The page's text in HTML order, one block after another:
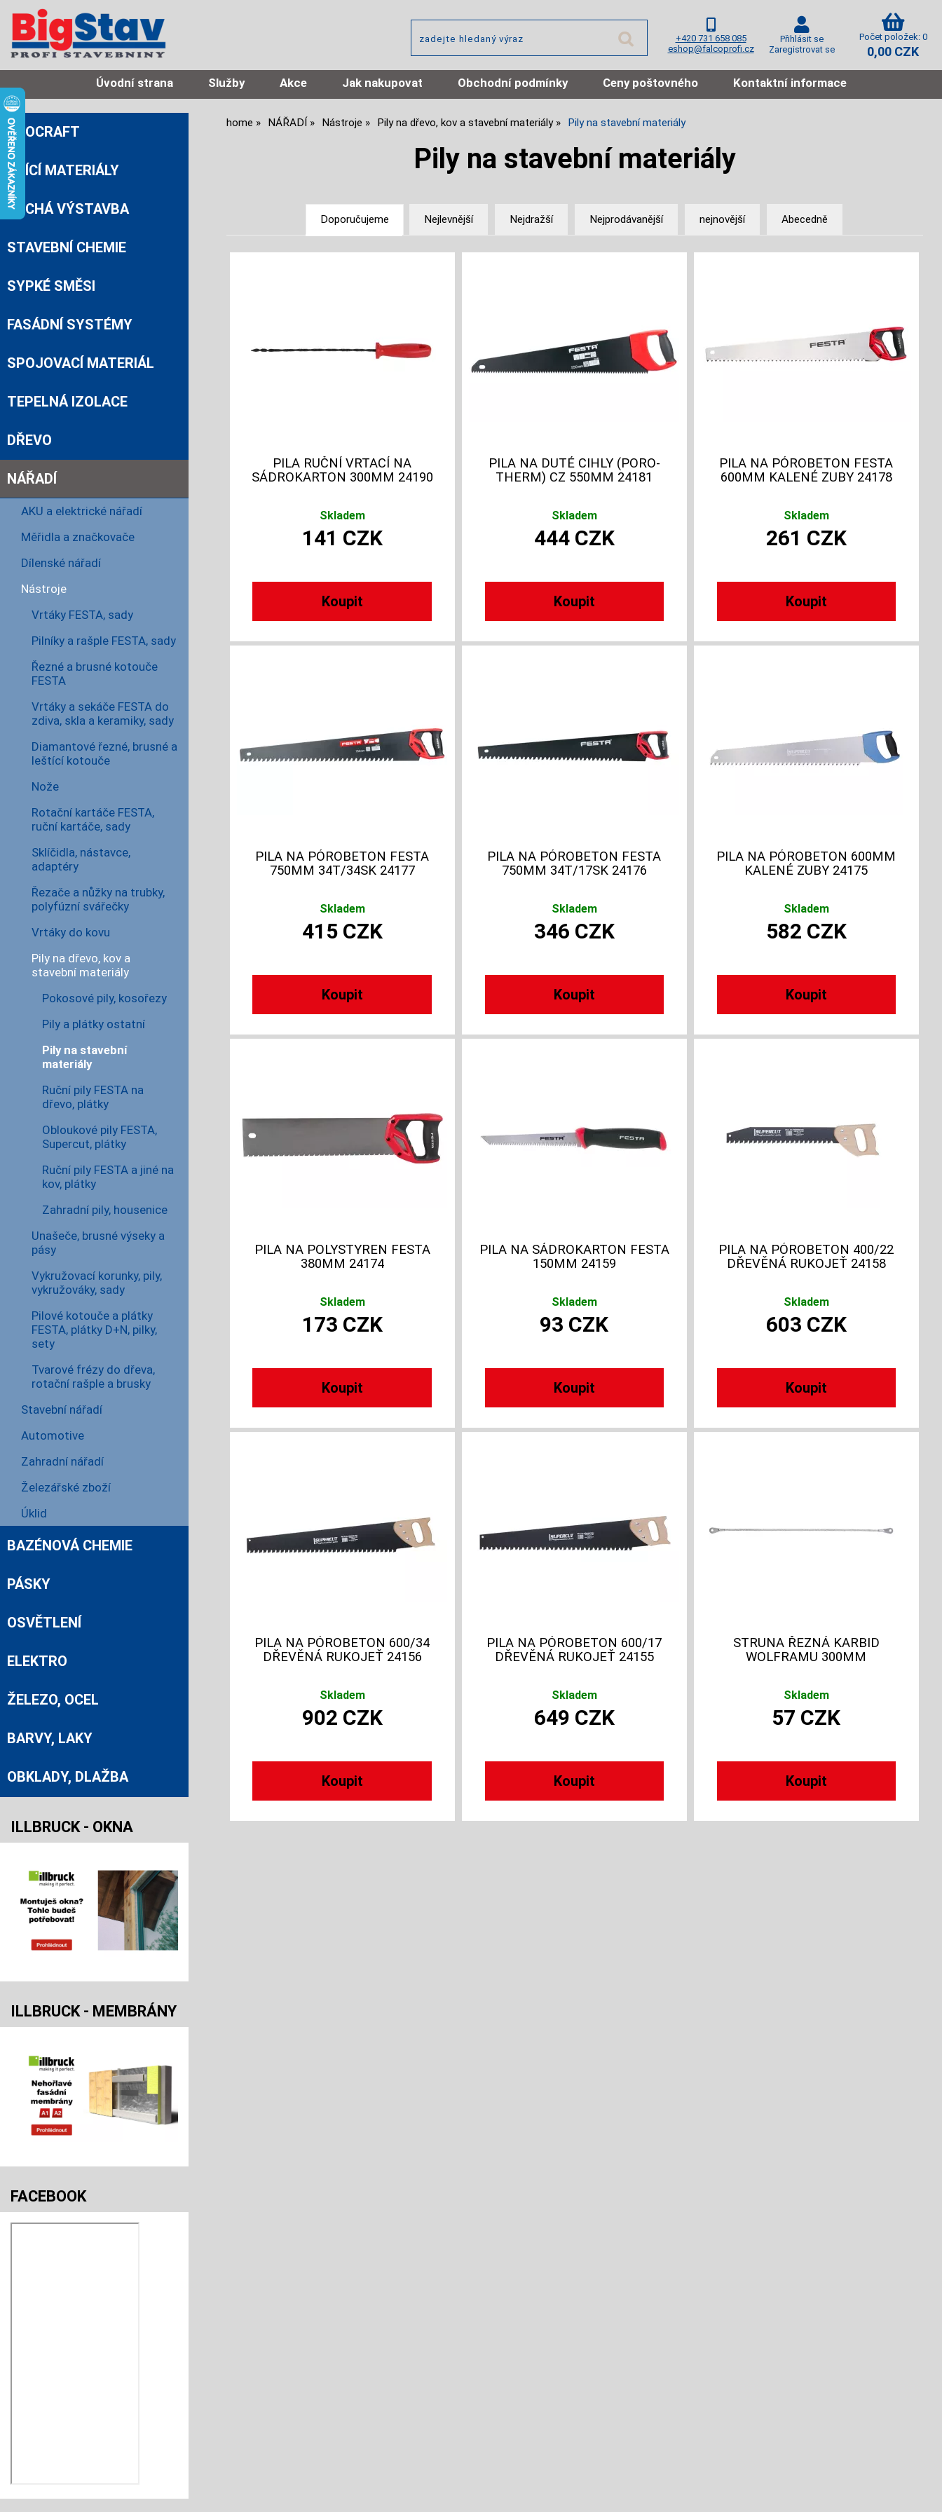
+420 731 658 085
eshop@falcoprofi.cz
Přihlásit se
Zaregistrovat se
Počet položek: 0
0,00 CZK
Úvodní strana Služby Akce Jak nakupovat Obchodní podmínky Ceny poštovného Kontaktní informace
home NÁŘADÍ Nástroje Pily na dřevo, kov a stavební materiály Pily na stavební materiály
Pily na stavební materiály
Doporučujeme Nejlevnější Nejdražší Nejprodávanější nejnovější Abecedně
PILA RUČNÍ VRTACÍ NA
SÁDROKARTON 300MM 24190
Skladem
141 CZK
PILA NA DUTÉ CIHLY (PORO-
THERM) CZ 550MM 24181
Skladem
444 CZK
PILA NA PÓROBETON FESTA
600MM KALENÉ ZUBY 24178
Skladem
261 CZK
PILA NA PÓROBETON FESTA
750MM 34T/34SK 24177
Skladem
415 CZK
PILA NA PÓROBETON FESTA
750MM 34T/17SK 24176
Skladem
346 CZK
PILA NA PÓROBETON 600MM
KALENÉ ZUBY 24175
Skladem
582 CZK
PILA NA POLYSTYREN FESTA
380MM 24174
Skladem
173 CZK
PILA NA SÁDROKARTON FESTA
150MM 24159
Skladem
93 CZK
PILA NA PÓROBETON 400/22
DŘEVĚNÁ RUKOJEŤ 24158
Skladem
603 CZK
PILA NA PÓROBETON 600/34
DŘEVĚNÁ RUKOJEŤ 24156
Skladem
902 CZK
PILA NA PÓROBETON 600/17
DŘEVĚNÁ RUKOJEŤ 24155
Skladem
649 CZK
STRUNA ŘEZNÁ KARBID
WOLFRAMU 300MM
Skladem
57 CZK
PROCRAFT
ZDÍCÍ MATERIÁLY
SUCHÁ VÝSTAVBA
STAVEBNÍ CHEMIE
SYPKÉ SMĚSI
FASÁDNÍ SYSTÉMY
SPOJOVACÍ MATERIÁL
TEPELNÁ IZOLACE
DŘEVO
NÁŘADÍ
AKU a elektrické nářadí
Měřidla a značkovače
Dílenské nářadí
Nástroje
Vrtáky FESTA, sady
Pilníky a rašple FESTA, sady
Řezné a brusné kotouče
FESTA
Vrtáky a sekáče FESTA do
zdiva, skla a keramiky, sady
Diamantové řezné, brusné a
leštící kotouče
Nože
Rotační kartáče FESTA,
ruční kartáče, sady
Sklíčidla, nástavce,
adaptéry
Řezače a nůžky na trubky,
polyfúzní svářečky
Vrtáky do kovu
Pily na dřevo, kov a
stavební materiály
Pokosové pily, kosořezy
Pily a plátky ostatní
Pily na stavební
materiály
Ruční pily FESTA na
dřevo, plátky
Obloukové pily FESTA,
Supercut, plátky
Ruční pily FESTA a jiné na
kov, plátky
Zahradní pily, housenice
Unašeče, brusné výseky a
pásy
Vykružovací korunky, pily,
vykružováky, sady
Pilové kotouče a plátky
FESTA, plátky D+N, pilky,
sety
Tvarové frézy do dřeva,
rotační rašple a brusky
Stavební nářadí
Automotive
Zahradní nářadí
Železářské zboží
Úklid
BAZÉNOVÁ CHEMIE
PÁSKY
OSVĚTLENÍ
ELEKTRO
ŽELEZO, OCEL
BARVY, LAKY
OBKLADY, DLAŽBA
ILLBRUCK - OKNA
ILLBRUCK - MEMBRÁNY
FACEBOOK